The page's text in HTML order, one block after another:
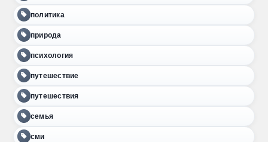
политика
природа
психология
путешествие
путешествия
семья
сми